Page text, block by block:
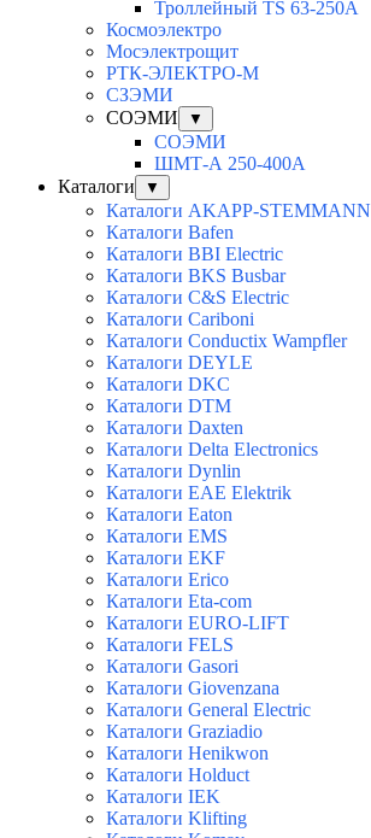
Троллейный TS 63-250A
Космоэлектро
Мосэлектрощит
РТК-ЭЛЕКТРО-М
СЗЭМИ
СОЭМИ
▼
СОЭМИ
ШМТ-А 250-400А
Каталоги
▼
Каталоги AKAPP-STEMMANN
Каталоги Bafen
Каталоги BBI Electric
Каталоги BKS Busbar
Каталоги C&S Electric
Каталоги Cariboni
Каталоги Conductix Wampfler
Каталоги DEYLE
Каталоги DKC
Каталоги DTM
Каталоги Daxten
Каталоги Delta Electronics
Каталоги Dynlin
Каталоги EAE Elektrik
Каталоги Eaton
Каталоги EMS
Каталоги EKF
Каталоги Erico
Каталоги Eta-com
Каталоги EURO-LIFT
Каталоги FELS
Каталоги Gasori
Каталоги Giovenzana
Каталоги General Electric
Каталоги Graziadio
Каталоги Henikwon
Каталоги Holduct
Каталоги IEK
Каталоги Klifting